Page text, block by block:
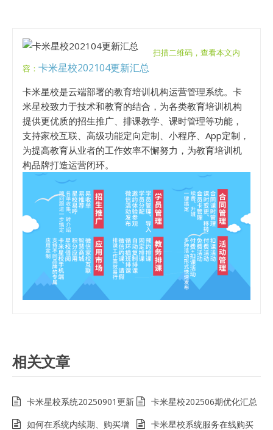
扫描二维码，查看本文内
容： 卡米星校202104更新汇总
卡米星校是云端部署的教育培训机构运营管理系统。卡
米星校致力于技术和教育的结合，为各类教育培训机构
提供更优质的招生推广、排课教学、课时管理等功能，
支持家校互联、高级功能定向定制、小程序、App定制，
为提高教育从业者的工作效率不懈努力，为教育培训机
构品牌打造运营闭环。
相关文章
卡米星校系统20250901更新
卡米星校202506期优化汇总
如何在系统内续期、购买增
卡米星校系统服务在线购买